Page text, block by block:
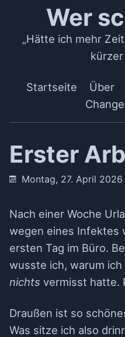
Wer
„Hätte ich mehr
Startseite Über
Erster
Montag, 27. April
Nach einer Woche
wegen eines Infektes
ersten Tag im Büro.
wusste ich, warum
nichts vermisst hatte.
Draußen ist so
Was sitze ich also